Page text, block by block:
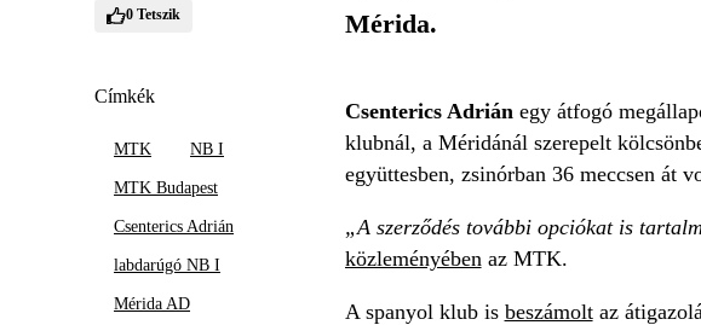
0 Tetszik
Címkék
MTK NB I
MTK Budapest
Csenterics Adrián
labdarúgó NB I
Mérida AD
Mérida.
Csenterics Adrián egy átfogó
klubnál, a Méridánál szerepelt
együttesben, zsinórban 36 meccsen át
„A szerződés további opciókat is
közleményében az MTK.
A spanyol klub is beszámoltaz